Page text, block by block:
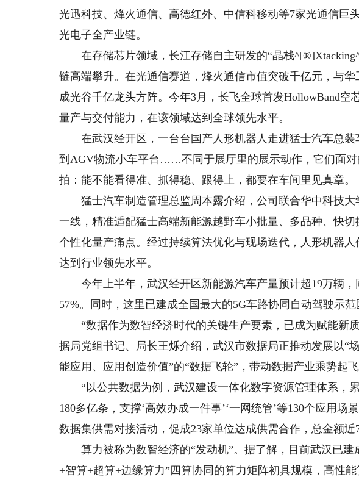
光迅科技、烽火通信、高德红外、中信科移动等7家光通信巨
光电子全产业链。
在存储芯片领域，长江存储自主研发的“晶栈
链高端攀升。在光通信赛道，烽火通信市值突破千亿元，与
成光谷千亿龙头方阵。今年3月，长飞全球首发HollowBand空
量产与交付能力，在该领域达到全球领先水平。
在武汉经开区，一台台国产人形机器人走进猛士汽车总装
到AGV物流小车平台……不同于展厅里的展示动作，它们面
拍：能不能看得准、抓得稳、跟得上，都要在车间里见真章。
猛士汽车制造管理总监周本露介绍，公司联合华中科技大
一线，精准适配猛士高端新能源越野车小批量、多品种、快
个性化量产痛点。经过持续算法优化与现场迭代，人形机器人
达到行业领先水平。
今年上半年，武汉经开区新能源汽车产量预计超19万辆，
57%。同时，这里已建成全国最大的5G车路协同自动驾驶示范
“数据作为数智经济时代的关键生产要素，已成为赋能新
据局党组书记、局长王烁介绍，武汉市数据局正推动发展以“
能应用、应用创造价值”的“数据飞轮”，带动数据产业乘势起飞
“以公共数据为例，武汉建设一体化数字资源管理体系，
180多亿条，支撑‘高效办成一件事’‘一网统管’等130个应用
数据集供需对接活动，促成23家单位达成供需合作，总金额近
算力被称为数智经济的“发动机”。据了解，目前武汉已建
+智算+超算+边缘算力”四算协同的算力矩阵初具规模，高性